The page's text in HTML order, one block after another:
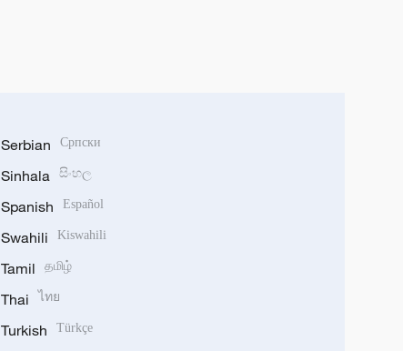
Serbian Српски
Sinhala සිංහල
Spanish Español
Swahili Kiswahili
Tamil தமிழ்
Thai ไทย
Turkish Türkçe